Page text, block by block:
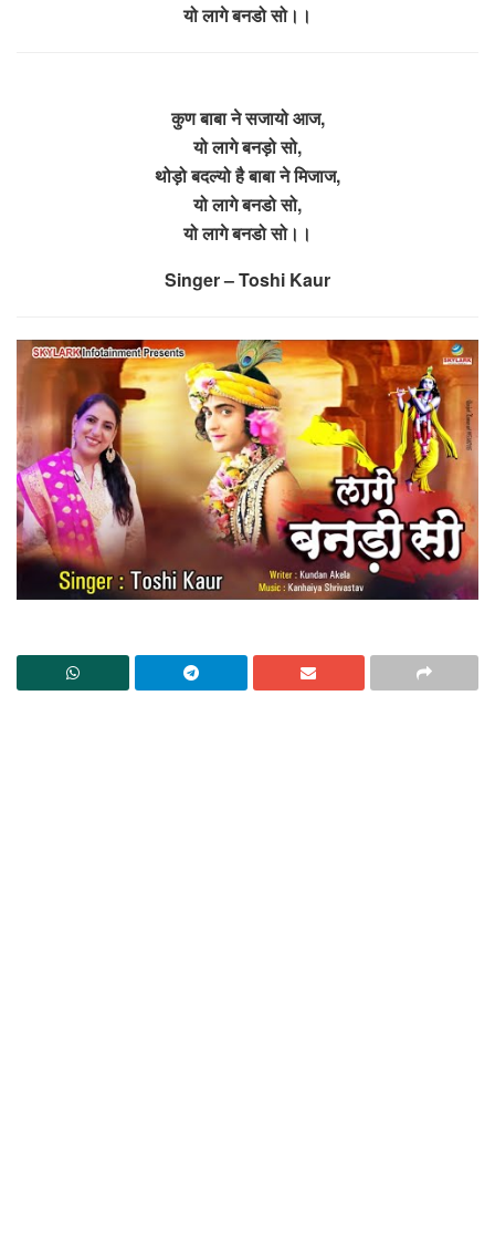
यो लागे बनडो सो।।
कुण बाबा ने सजायो आज,
यो लागे बनड़ो सो,
थोड़ो बदल्यो है बाबा ने मिजाज,
यो लागे बनडो सो,
यो लागे बनडो सो।।
Singer – Toshi Kaur